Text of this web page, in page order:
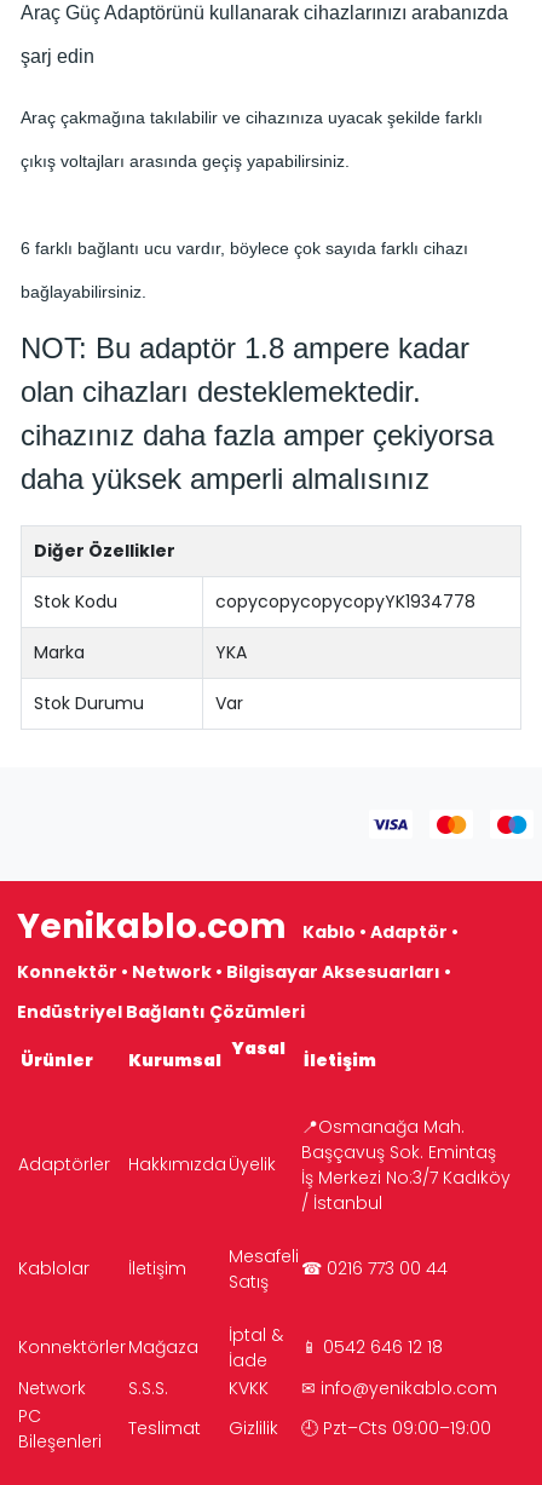
Araç Güç Adaptörünü kullanarak cihazlarınızı arabanızda
şarj edin
Araç çakmağına takılabilir ve cihazınıza uyacak şekilde farklı
çıkış voltajları arasında geçiş yapabilirsiniz.
6 farklı bağlantı ucu vardır, böylece çok sayıda farklı cihazı
bağlayabilirsiniz.
NOT: Bu adaptör 1.8 ampere kadar
olan cihazları desteklemektedir.
cihazınız daha fazla amper çekiyorsa
daha yüksek amperli almalısınız
Diğer Özellikler
Stok Kodu copycopycopycopyYK1934778
Marka YKA
Stok Durumu Var
Yenikablo.com
Kablo • Adaptör •
Konnektör • Network • Bilgisayar Aksesuarları •
Endüstriyel Bağlantı Çözümleri
Ürünler
Kurumsal Yasal İletişim
Adaptörler Hakkımızda Üyelik
📍Osmanağa Mah.
Başçavuş Sok. Emintaş
İş Merkezi No:3/7 Kadıköy
/ İstanbul
Kablolar İletişim
Mesafeli
Satış
☎ 0216 773 00 44
KonnektörlerMağaza
İptal &
İade
📱 0542 646 12 18
Network
S.S.S. KVKK ✉ info@yenikablo.com
PC
Bileşenleri
Teslimat Gizlilik 🕘 Pzt–Cts 09:00–19:00